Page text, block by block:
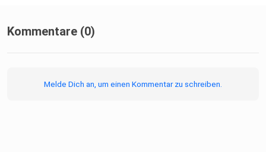
Kommentare (0)
Melde Dich an, um einen Kommentar zu schreiben.